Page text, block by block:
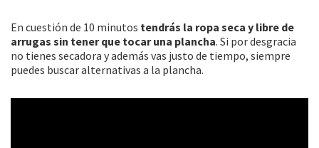
En cuestión de 10 minutos tendrás la ropa seca y libre de
arrugas sin tener que tocar una plancha. Si por desgracia
no tienes secadora y además vas justo de tiempo, siempre
puedes buscar alternativas a la plancha.